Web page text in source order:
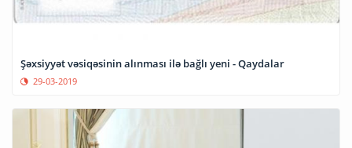
Şəxsiyyət vəsiqəsinin alınması ilə bağlı yeni - Qaydalar
29-03-2019